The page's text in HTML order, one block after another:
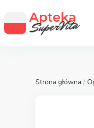
Strona główna /